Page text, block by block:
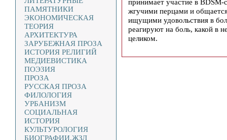
ПАМЯТНИКИ
ЭКОНОМИЧЕСКАЯ
ТЕОРИЯ
АРХИТЕКТУРА
ЗАРУБЕЖНАЯ ПРОЗА
ИСТОРИЯ РЕЛИГИЙ
МЕДИЕВИСТИКА
ПОЭЗИЯ
ПРОЗА
РУССКАЯ ПРОЗА
ФИЛОЛОГИЯ
УРБАНИЗМ
СОЦИАЛЬНАЯ
ИСТОРИЯ
КУЛЬТУРОЛОГИЯ
БИОГРАФИИ,ЖЗЛ
принимает участие в BDSM-
жгучими перцами и
ищущими удовольствия в
реагируют на боль, какой в
целиком.